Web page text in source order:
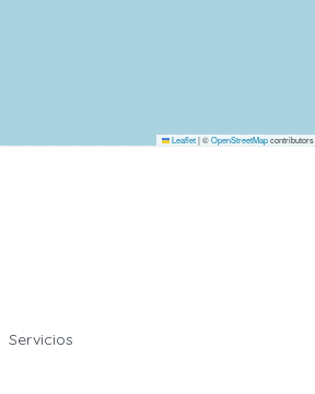
Leaflet|©OpenStreetMapcontributors
Servicios